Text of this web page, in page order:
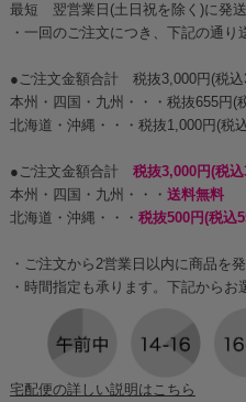
最短 翌営業日(土日祝を除く)に発送
・一回のご注文につき、下記の通り
●ご注文金額合計 税抜3,000円(税込
本州・四国・九州・・・税抜655円(
北海道・沖縄・・・税抜1,000円(税
●ご注文金額合計 税抜3,000円(税
本州・四国・九州・・・ 送料無料
北海道・沖縄・・・ 税抜500円(税込
・ご注文から2営業日以内に商品を発
・時間指定も承ります。下記からお
宅配便の詳しい説明はこちら